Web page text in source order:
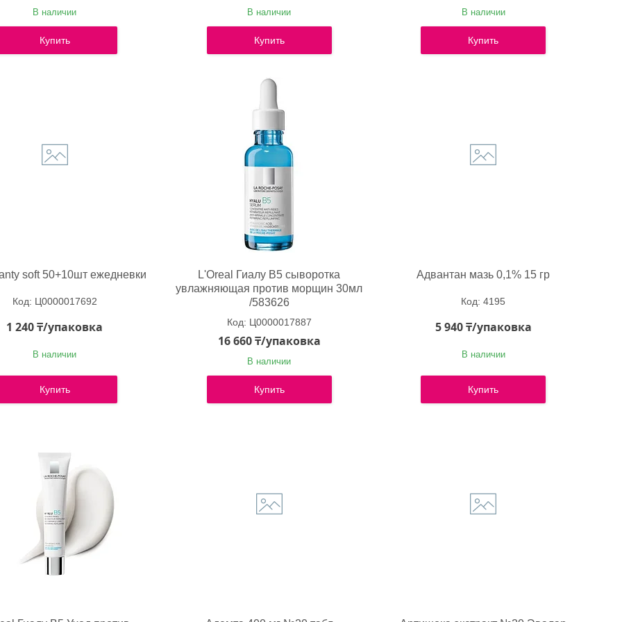
В наличии
Купить
В наличии
Купить
В наличии
Купить
soft 50+10шт ежедневки
Ц0000017692
1 240 ₸/упаковка
В наличии
Купить
L'Oreal Гиалу В5 сыворотка
увлажняющая против морщин 30мл
/583626
Ц0000017887
16 660 ₸/упаковка
В наличии
Купить
Адвантан мазь 0,1% 15 гр
4195
5 940 ₸/упаковка
В наличии
Купить